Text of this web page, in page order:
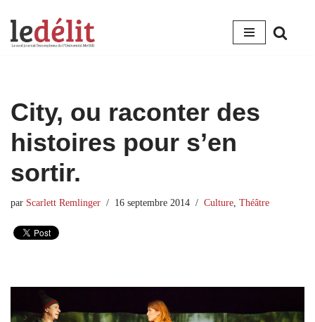
Aller
City, ou raconter des
histoires pour s’en
sortir.
par Scarlett Remlinger 16 septembre 2014 Culture Théâtre